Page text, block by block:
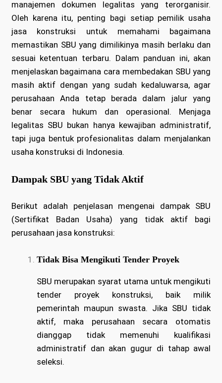
manajemen dokumen legalitas yang terorganisir.
Oleh karena itu, penting bagi setiap pemilik usaha
jasa konstruksi untuk memahami bagaimana
memastikan SBU yang dimilikinya masih berlaku dan
sesuai ketentuan terbaru. Dalam panduan ini, akan
menjelaskan bagaimana cara membedakan SBU yang
masih aktif dengan yang sudah kedaluwarsa, agar
perusahaan Anda tetap berada dalam jalur yang
benar secara hukum dan operasional. Menjaga
legalitas SBU bukan hanya kewajiban administratif,
tapi juga bentuk profesionalitas dalam menjalankan
usaha konstruksi di Indonesia.
Dampak SBU yang Tidak Aktif
Berikut adalah penjelasan mengenai dampak SBU
(Sertifikat Badan Usaha) yang tidak aktif bagi
perusahaan jasa konstruksi:
Tidak Bisa Mengikuti Tender Proyek
SBU merupakan syarat utama untuk mengikuti
tender proyek konstruksi, baik milik
pemerintah maupun swasta. Jika SBU tidak
aktif, maka perusahaan secara otomatis
dianggap tidak memenuhi kualifikasi
administratif dan akan gugur di tahap awal
seleksi.